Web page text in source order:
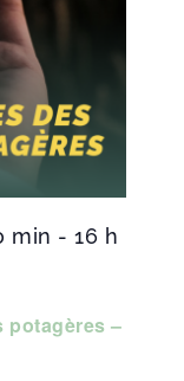
potagères –
min - 16 h